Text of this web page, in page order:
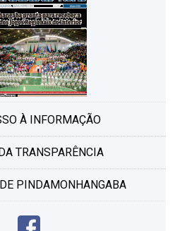
À INFORMAÇÃO
TRANSPARÊNCIA
PINDAMONHANGABA